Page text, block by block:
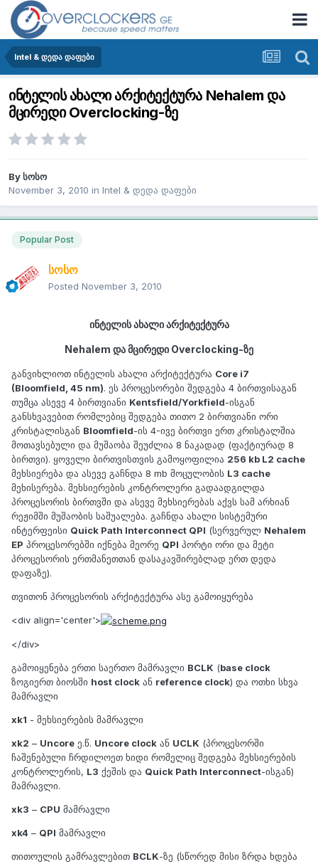
Intel & დედა დაფები
ინტელის ახალი არქიტექტურა Nehalem და
მცირედი Overclocking-ზე
Byსოსო
November 3, 2010 in Intel & დედა დაფები
Popular Post
სოსო
Posted November 3, 2010
ინტელის ახალი არქიტექტურა
Nehalem და მცირედი Overclocking-ზე
განვიხლიოთ ინტელის ახალი არქიტექტურა Core i7
(Bloomfield, 45 nm). ეს პროცესორები შედგება 4 ბირთვისაგან
თუმცა ასევე 4 ბირთვიანი Kentsfield/Yorkfield-ისგან
განსხვავებით რომლებიც შედგება თითო 2 ბირთვიანი ორი
კრისტალისგან Bloomfield-ის 4-ივე ბირთვი ერთ კრისტალშია
მოთავსებული და მუშაობა შეუძლია 8 ნაკადად (ფაქტიურად 8
ბირთვი). ყოველი ბირთვისთვის გამოყოფილია 256 kb L2 cache
მეხსიერება და ასევე გაჩნდა 8 mb მოცულობის L3 cache
მეხისერება. მეხსიერების კონტროლერი გადაადგილდა
პროცესორის ბირთვში და ასევე მეხსიერებას აქვს სამ არხიან
რეჟიმში მუშაობის საშუალება. გაჩნდა ახალი სისტემური
ინტერფეისი Quick Path Interconnect QPI (სერვერულ Nehalem
EP პროცესორებში იქნება მეორე QPI პორტი ორი და მეტი
პროცესორის ერთმანეთთან დასაკავშირებლად ერთ დედა
დაფაზე).
თვითონ პროცესორის არქიტექტურა ასე გამოიყურება
<div align='center'>
</div>
გამოიყენება ერთი საერთო მამრავლი BCLK (base clock
ზოგიერთ ბიოსში host clock ან reference clock) და ოთხი სხვა
მამრავლი
xk1 - მეხსიერების მამრავლი
xk2 – Uncore ე.წ. Uncore clock ან UCLK (პროცესორში
ჩაშენებული ჩრდილოეთ ხიდი რომელიც შედგება მეხსიერების
კონტროლერის, L3 ქეშის და Quick Path Interconnect-ისგან)
მამრავლი.
xk3 – CPU მამრავლი
xk4 – QPI მამრავლი
თითოულის გამრავლებით BCLK-ზე (სწორედ მისი ზრდა ხდება